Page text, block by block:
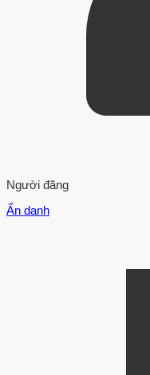
Người đăng
Ẩn danh